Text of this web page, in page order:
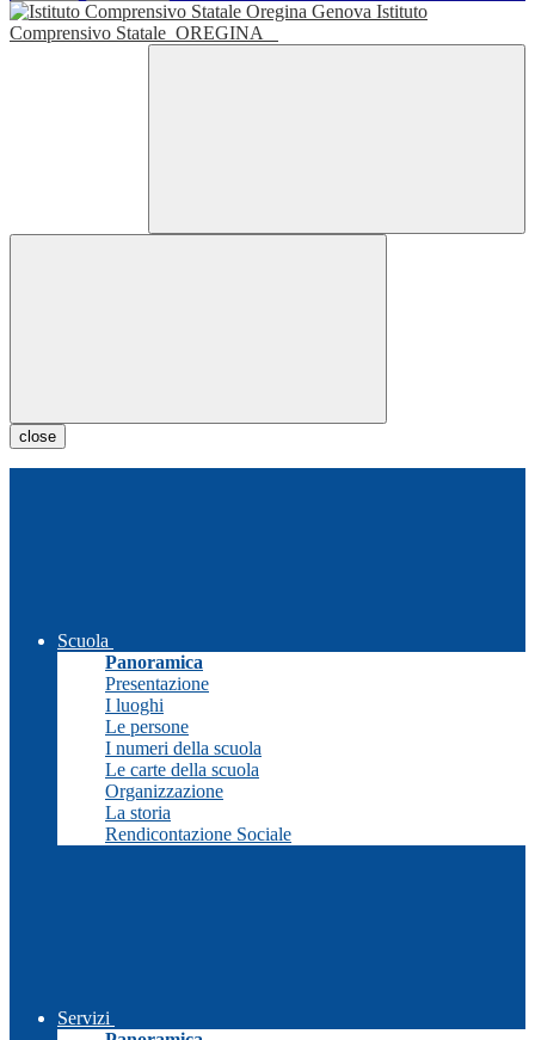
Istituto
Comprensivo Statale OREGINA
close
Scuola
Panoramica
Presentazione
I luoghi
Le persone
I numeri della scuola
Le carte della scuola
Organizzazione
La storia
Rendicontazione Sociale
Servizi